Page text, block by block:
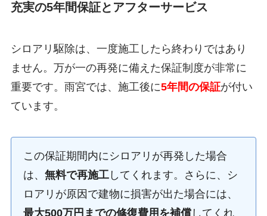
充実の5年間保証とアフターサービス
シロアリ駆除は、一度施工したら終わりではあり
ません。万が一の再発に備えた保証制度が非常に
重要です。雨宮では、施工後に5年間の保証が付い
ています。
この保証期間内にシロアリが再発した場合
は、 無料で再施工してくれます。さらに、シ
ロアリが原因で建物に損害が出た場合には、
最大500万円までの修復費用を補償してくれ